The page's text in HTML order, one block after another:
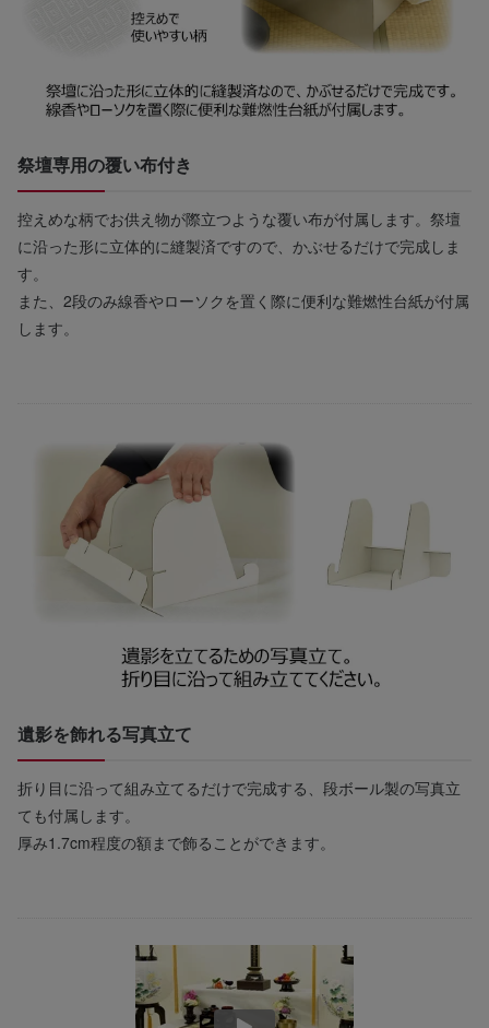
祭壇専用の覆い布付き
控えめな柄でお供え物が際立つような覆い布が付属します。祭壇
に沿った形に立体的に縫製済ですので、かぶせるだけで完成しま
す。
また、2段のみ線香やローソクを置く際に便利な難燃性台紙が付属
します。
遺影を飾れる写真立て
折り目に沿って組み立てるだけで完成する、段ボール製の写真立
ても付属します。
厚み1.7cm程度の額まで飾ることができます。